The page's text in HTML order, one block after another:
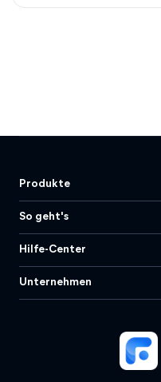
Produkte
So geht's
Hilfe-Center
Unternehmen